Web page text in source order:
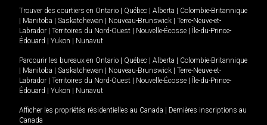
Trouver des courtiers en Ontario | Québec | Alberta | Colombie-Britannique
| Manitoba | Saskatchewan | Nouveau-Brunswick | Terre-Neuve-et-
Labrador | Territoires du Nord-Ouest | Nouvelle-Écosse | Île-du-Prince-
Édouard | Yukon | Nunavut
Parcourir les bureaux en Ontario | Québec | Alberta | Colombie-Britannique
| Manitoba | Saskatchewan | Nouveau-Brunswick | Terre-Neuve-et-
Labrador | Territoires du Nord-Ouest | Nouvelle-Écosse | Île-du-Prince-
Édouard | Yukon | Nunavut
Afficher les propriétés résidentielles au Canada | Dernières inscriptions au
Canada